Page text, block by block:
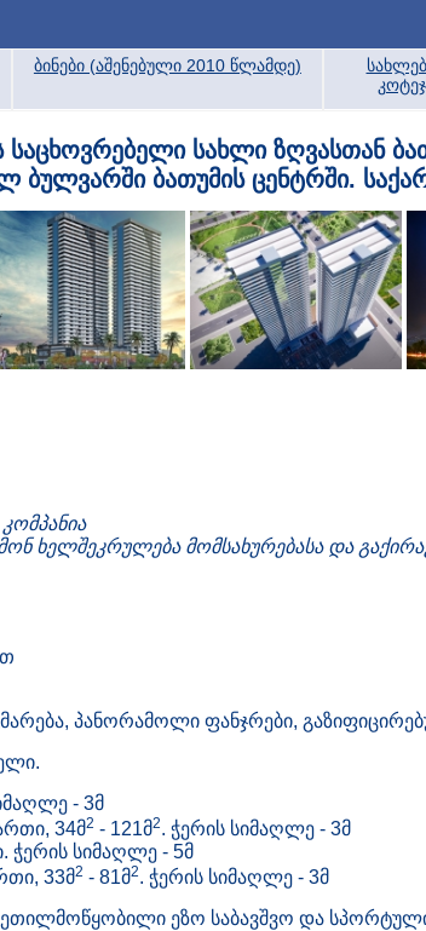
ბინები (აშენებული 2010 წლამდე)
საცხოვრებელი სახლი ზღვასთან
ბულვარში ბათუმის ცენტრში.
ხელშეკრულება მომსახურებასა და
პანორამოლი ფანჯრები,
- 3მ
34მ2 - 121მ2. ჭერის სიმაღლე - 3მ
სიმაღლე - 5მ
33მ2 - 81მ2. ჭერის სიმაღლე - 3მ
ეზო საბავშვო და